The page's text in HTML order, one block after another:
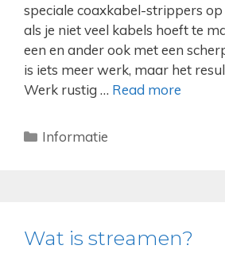
speciale coaxkabel-strippers
als je niet veel kabels hoeft te
een en ander ook met een
is iets meer werk, maar het
Werk rustig … Read more
Categorieën
Informatie
Wat is streamen?